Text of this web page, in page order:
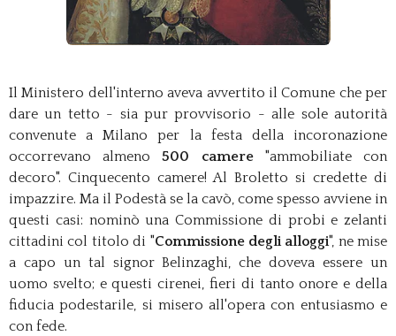
Il Ministero dell'interno aveva avvertito il Comune che per
dare un tetto - sia pur provvisorio - alle sole autorità
convenute a Milano per la festa della incoronazione
occorrevano almeno500 camere"ammobiliate con
decoro". Cinquecento camere! Al Broletto si credette di
impazzire. Ma il Podestà se la cavò, come spesso avviene in
questi casi: nominò una Commissione di probi e zelanti
cittadini col titolo di "Commissione degli alloggi", ne mise
a capo un tal signor Belinzaghi, che doveva essere un
uomo svelto; e questi cirenei, fieri di tanto onore e della
fiducia podestarile, si misero all'opera con entusiasmo e
con fede.